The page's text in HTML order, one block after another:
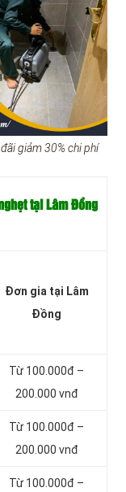
giảm 30% chi phí
tại Lâm Đồng
Đơn gia tại Lâm
Đồng
Từ 100.000đ –
200.000 vnđ
Từ 100.000đ –
200.000 vnđ
Từ 100.000đ –